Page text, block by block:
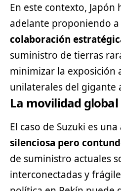
En este contexto, Japón
adelante proponiendo a
colaboración
suministro de tierras
minimizar la exposición
unilaterales del gigante
La movilidad
El caso de Suzuki es una
silenciosa pero
de suministro actuales
interconectadas y